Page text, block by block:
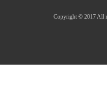
Copyright © 2017